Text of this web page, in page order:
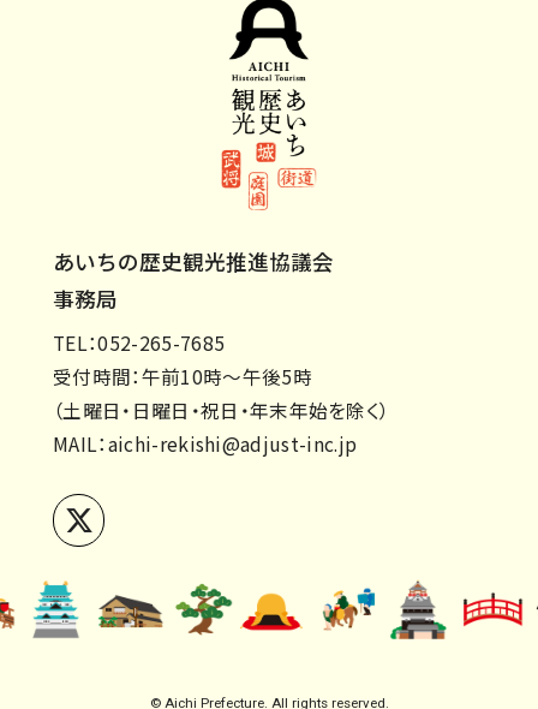
あいちの歴史観光推進協議会
事務局
TEL：052-265-7685
受付時間：午前10時～午後5時
（土曜日・日曜日・祝日・年末年始を除く）
MAIL：aichi-rekishi@adjust-inc.jp
© Aichi Prefecture. All rights reserved.